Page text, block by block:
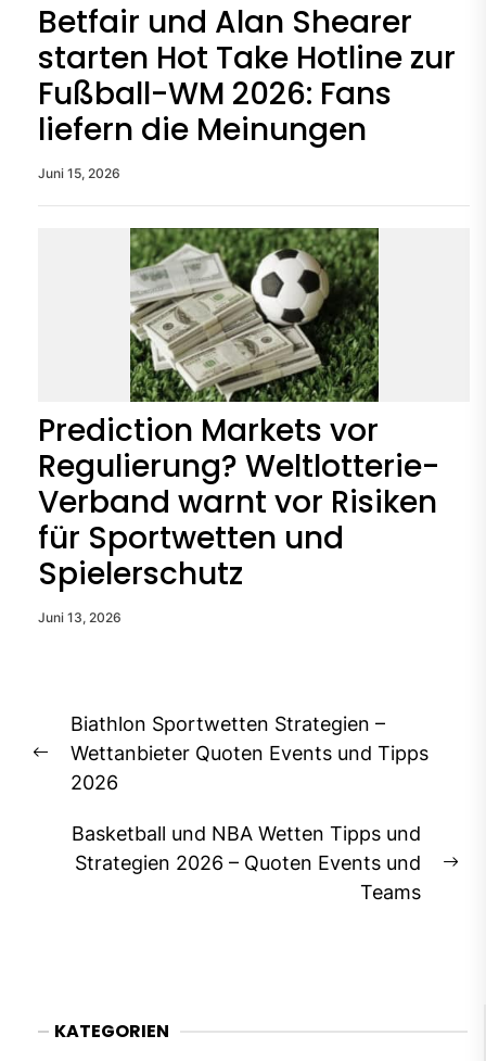
Betfair und Alan Shearer
starten Hot Take Hotline zur
Fußball-WM 2026: Fans
liefern die Meinungen
Juni 15, 2026
Prediction Markets vor
Regulierung? Weltlotterie-
Verband warnt vor Risiken
für Sportwetten und
Spielerschutz
Juni 13, 2026
Beitragsnavigation
Previous
post:
Biathlon Sportwetten Strategien –
Wettanbieter Quoten Events und Tipps
2026
Basketball und NBA Wetten Tipps und
Strategien 2026 – Quoten Events und
Teams
KATEGORIEN